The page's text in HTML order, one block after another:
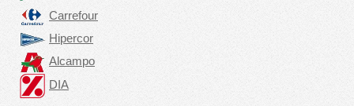
Carrefour
Hipercor
Alcampo
DIA